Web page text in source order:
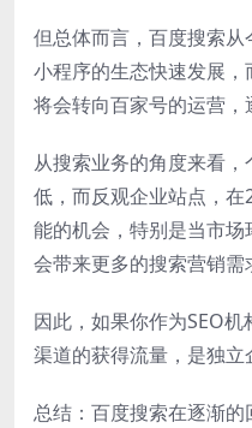
但总体而言，百度搜索
小程序的生态快速发展
将会转向百家号的运营，
从搜索业务的角度来看
低，而反观企业站点，
能的机会，特别是当市
会带来更多的搜索营销需
因此，如果你作为SEO
渠道的获得流量，是独立
总结：百度搜索在逐渐